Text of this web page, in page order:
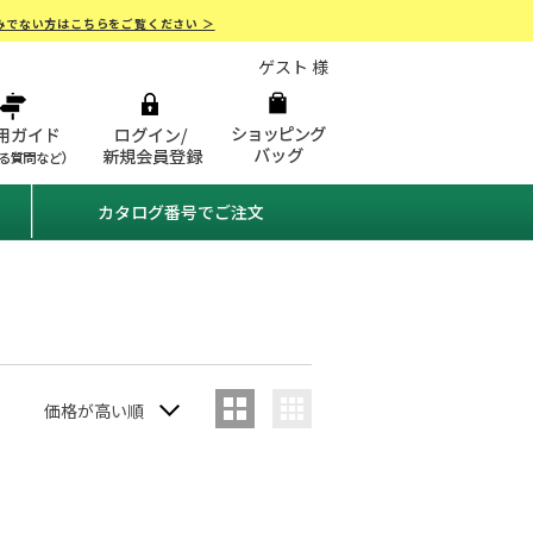
ない方はこちらをご覧ください ＞
ゲスト 様
カタログ番号でご注文
価格が高い順